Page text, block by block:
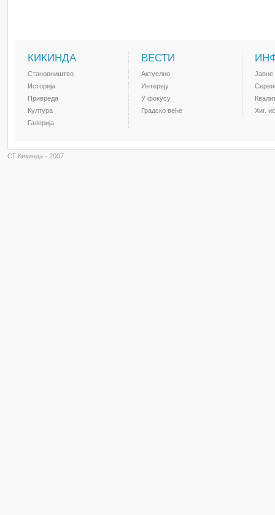
КИКИНДА
Становништво
Историја
Привреда
Култура
Галерија
ВЕСТИ
Актуелно
Интервју
У фокусу
Градско веће
Јавне
Хиг.
СГ Кикинда - 2007